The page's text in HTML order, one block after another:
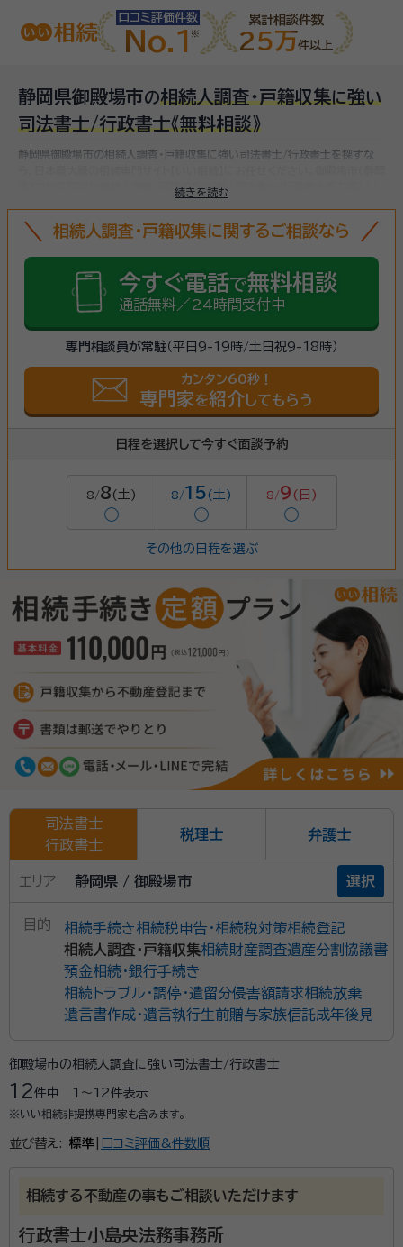
口コミ評価件数
No.1
累計相談件数
25万件以上
静岡県御殿場市の相続人調査・戸籍収集に強い
司法書士/行政書士《無料相談》
続きを読む
静岡県御殿場市の相続人調査・戸籍収集に強い司法書士/行政書士を探すな
県)で対応可能な相続人調査・戸籍収集に強い司法書士/行政書士をお探しい
相続人調査・戸籍収集に関するご相談なら
今すぐ電話で無料相談
通話無料／24時間受付中
専門相談員が常駐（平日9-19時/土日祝9-18時）
カンタン60秒！
専門家を紹介 してもらう
日程を選択して今すぐ面談予約
8/8 (土)
◯
8/15(土)
◯
8/9 (日)
◯
その他の日程を選ぶ
司法書士
行政書士
税理士 弁護士
エリア 静岡県 / 御殿場市 選択
目的 相続手続き相続税申告・相続税対策相続登記
相続人調査・戸籍収集相続財産調査遺産分割協議書
預金相続・銀行手続き
相続トラブル・調停・遺留分侵害額請求相続放棄
遺言書作成・遺言執行生前贈与家族信託成年後見
御殿場市の相続人調査に強い司法書士/行政書士
12件中 1〜12件表示
※いい相続非提携専門家も含みます。
並び替え: 標準 口コミ評価&件数順
相続する不動産の事もご相談いただけます
行政書士小島央法務事務所